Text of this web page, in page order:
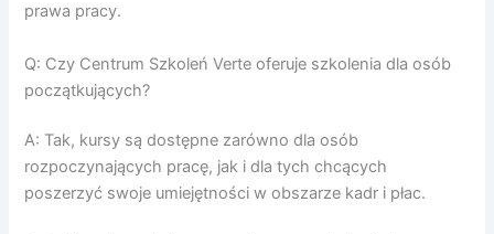
prawa pracy.
Q: Czy Centrum Szkoleń Verte oferuje szkolenia dla osób
początkujących?
A: Tak, kursy są dostępne zarówno dla osób
rozpoczynających pracę, jak i dla tych chcących
poszerzyć swoje umiejętności w obszarze kadr i płac.